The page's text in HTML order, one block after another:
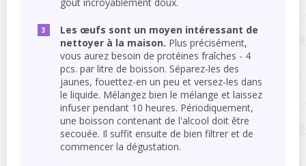
Les œufs sont un moyen intéressant de
nettoyer à la maison. Plus précisément,
vous aurez besoin de protéines fraîches - 4
pcs. par litre de boisson. Séparez-les des
jaunes, fouettez-en un peu et versez-les dans
le liquide. Mélangez bien le mélange et laissez
infuser pendant 10 heures. Périodiquement,
une boisson contenant de l'alcool doit être
secouée. Il suffit ensuite de bien filtrer et de
commencer la dégustation.